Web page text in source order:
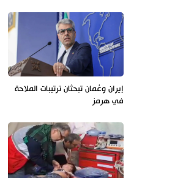
إيران وعُمان تبحثان ترتيبات الملاحة
في هرمز